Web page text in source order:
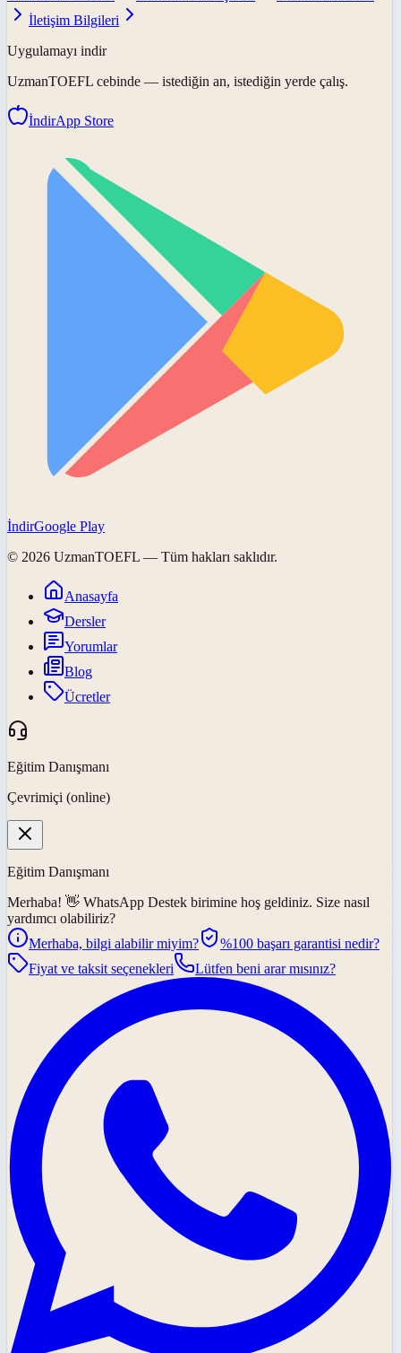
İletişim Bilgileri
Uygulamayı indir
UzmanTOEFL cebinde — istediğin an, istediğin yerde çalış.
İndirApp Store
İndirGoogle Play
© 2026 UzmanTOEFL — Tüm hakları saklıdır.
Anasayfa
Dersler
Yorumlar
Blog
Ücretler
Eğitim Danışmanı
Çevrimiçi (online)
Eğitim Danışmanı
Merhaba! 👋 WhatsApp Destek birimine hoş geldiniz. Size nasıl
yardımcı olabiliriz?
Merhaba, bilgi alabilir miyim?
%100 başarı garantisi nedir?
Fiyat ve taksit seçenekleri
Lütfen beni arar mısınız?